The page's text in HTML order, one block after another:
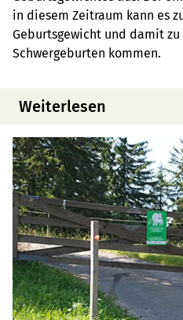
in diesem Zeitraum kann es
Geburtsgewicht und damit
Schwergeburten kommen.
Weiterlesen